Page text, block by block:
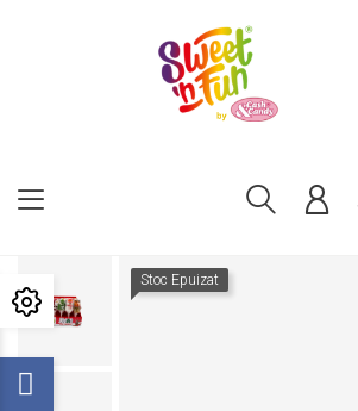
Stoc Epuizat